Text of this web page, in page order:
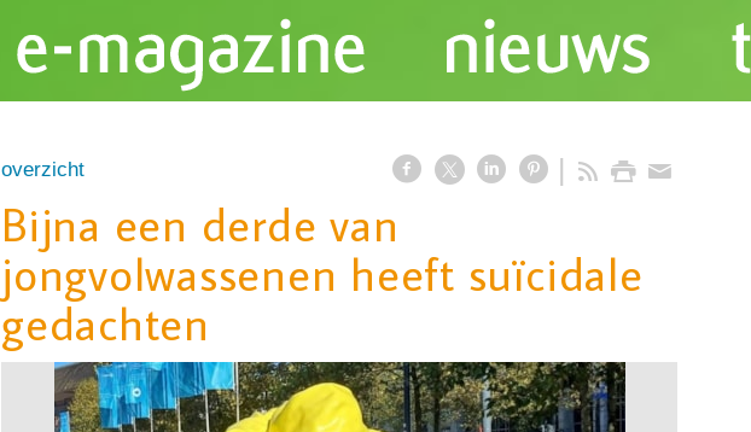
overzicht
Bijna een derde van
jongvolwassenen heeft suïcidale
gedachten